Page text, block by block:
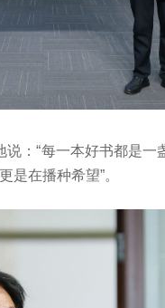
：“每一本好书都是
是在播种希望”。